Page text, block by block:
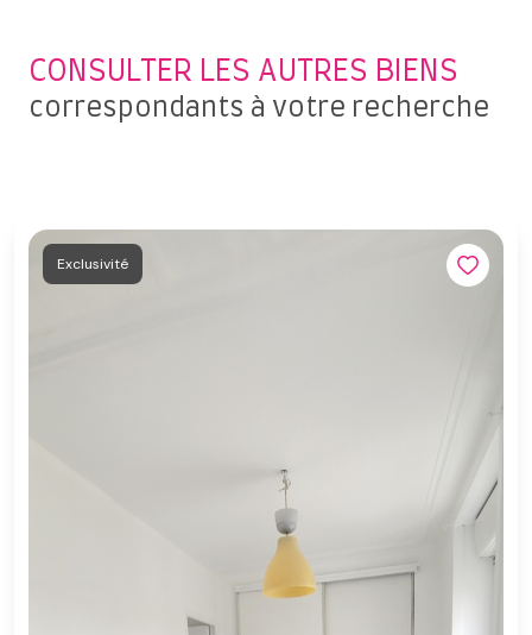
CONSULTER LES AUTRES BIENS
correspondants à votre recherche
Exclusivité